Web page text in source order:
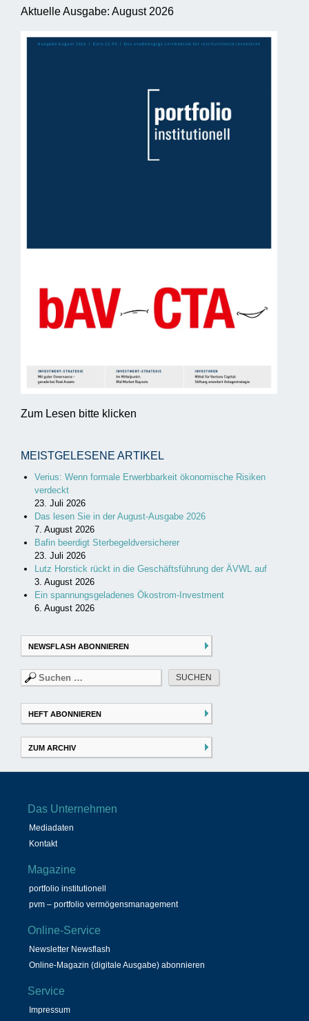
Aktuelle Ausgabe: August 2026
Zum Lesen bitte klicken
MEISTGELESENE ARTIKEL
Verius: Wenn formale Erwerbbarkeit ökonomische Risiken
verdeckt
23. Juli 2026
Das lesen Sie in der August-Ausgabe 2026
7. August 2026
Bafin beerdigt Sterbegeldversicherer
23. Juli 2026
Lutz Horstick rückt in die Geschäftsführung der ÄVWL auf
3. August 2026
Ein spannungsgeladenes Ökostrom-Investment
6. August 2026
NEWSFLASH ABONNIEREN
Suchen
nach:
HEFT ABONNIEREN
ZUM ARCHIV
Das Unternehmen
Mediadaten
Kontakt
Magazine
portfolio institutionell
pvm – portfolio vermögensmanagement
Online-Service
Newsletter Newsflash
Online-Magazin (digitale Ausgabe) abonnieren
Service
Impressum